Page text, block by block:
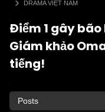
DRAMA VIỆT NAM
Điểm 1 gây bão
Giám khảo
tiếng!